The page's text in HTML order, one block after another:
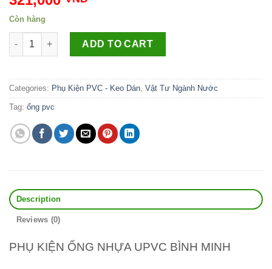
Còn hàng
Co Lơi 45 Độ uPVC Bình Minh Phi 168 mm Số lượng
ADD TO CART
Categories: Phụ Kiện PVC - Keo Dán Vật Tư Ngành Nước
Tag: ống pvc
Description
Reviews (0)
PHỤ KIỆN ỐNG NHỰA UPVC BÌNH MINH